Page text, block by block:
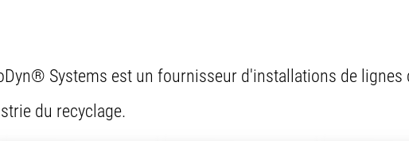
Systems est un fournisseur d'installations de lignes
du recyclage.